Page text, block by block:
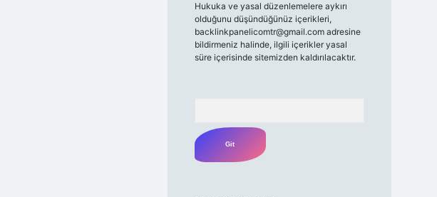
Hukuka ve yasal düzenlemelere aykırı
olduğunu düşündüğünüz içerikleri,
backlinkpanelicomtr@gmail.comadresine
bildirmeniz halinde, ilgili içerikler yasal
süre içerisinde sitemizden kaldırılacaktır.